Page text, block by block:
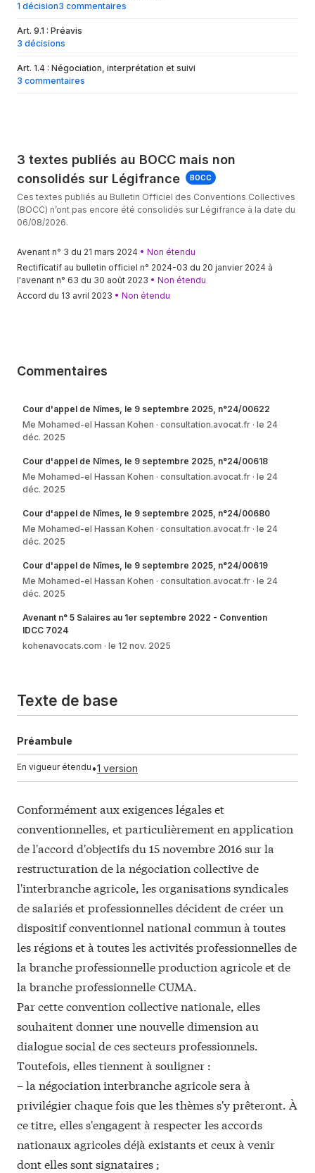
Article
Art. 8.1:Déplacements
Art. 8.2:Travail de nuit
Art. 9.2 Indemnité de licenciement
Art. 9.3:Indemnité de fin de carrière
Art. 9.4
Heures pour recherche d'emploi
Art. 9.5
Art. 9.6 Documents de fin de contrat
Ch. 10 Conditions de travail
Art. 10.4 :Télétravail
Art. 10.6
Carte campagne
Annexes
Annexe 1
Article
1 décision3 commentaires
Art. 9.1 : Préavis
3 décisions
Art. 1.4 : Négociation, interprétation et suivi
3 commentaires
3 textes publiés au BOCC mais non
consolidés sur Légifrance
BOCC
Ces textes publiés au Bulletin Officiel des Conventions Collectives
(BOCC) n’ont pas encore été consolidés sur Légifrance à la date du
06/08/2026.
Avenant n° 3 du 21 mars 2024 • Non étendu
Rectificatif au bulletin officiel n° 2024-03 du 20 janvier 2024 à
l'avenant n° 63 du 30 août 2023 • Non étendu
Accord du 13 avril 2023 • Non étendu
Commentaires
Cour d'appel de Nîmes, le 9 septembre 2025, n°24/00622
Me Mohamed-el Hassan Kohen
consultation.avocat.fr le 24
déc. 2025
Cour d'appel de Nîmes, le 9 septembre 2025, n°24/00618
Me Mohamed-el Hassan Kohen
consultation.avocat.fr le 24
déc. 2025
Cour d'appel de Nîmes, le 9 septembre 2025, n°24/00680
Me Mohamed-el Hassan Kohen
consultation.avocat.fr le 24
déc. 2025
Cour d'appel de Nîmes, le 9 septembre 2025, n°24/00619
Me Mohamed-el Hassan Kohen
consultation.avocat.fr le 24
déc. 2025
Avenant n° 5 Salaires au 1er septembre 2022 - Convention
IDCC 7024
kohenavocats.com
le 12 nov. 2025
Texte de base
Préambule
En vigueur étendu •1 version
Conformément aux exigences légales et
conventionnelles, et particulièrement en application
de l'accord d'objectifs du 15 novembre 2016 sur la
restructuration de la négociation collectivede
l'interbranche agricole, les organisations syndicales
de salariés et professionnelles décident de créer un
dispositif conventionnel national commun à toutes
les régions et à toutes les activités professionnelles de
la branche professionnelle production agricole et de
la branche professionnelle CUMA.
Parcette convention collective nationale, elles
souhaitent donner une nouvelle dimension au
dialogue social de ces secteurs professionnels.
Toutefois, elles tiennent à souligner :
– la négociation interbranche agricole sera à
privilégier chaque fois que les thèmes s'y prêteront. À
ce titre, elles s'engagent à respecter les accords
nationaux agricoles déjà existants et ceux à venir
dont elles sont signataires ;